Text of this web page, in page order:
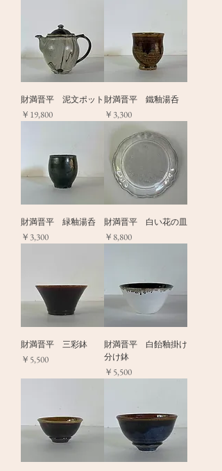
財満晋平 泥文ポット
価格
￥19,800
財満晋平 鐵釉湯呑
価格
￥3,300
財満晋平 緑釉湯呑
価格
￥3,300
財満晋平 白い花の皿
価格
￥8,800
財満晋平 三彩鉢
価格
￥5,500
財満晋平 白飴釉掛け
分け鉢
価格
￥5,500